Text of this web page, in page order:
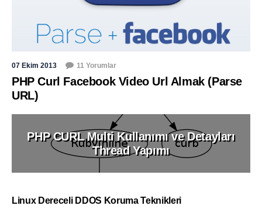
07 Ekim 2013 11 Yorumlar
PHP Curl Facebook Video Url Almak (Parse
URL)
PHP CURL Multi Kullanımı ve Detayları
Thread Yapımı
Linux Dereceli DDOS Koruma Teknikleri